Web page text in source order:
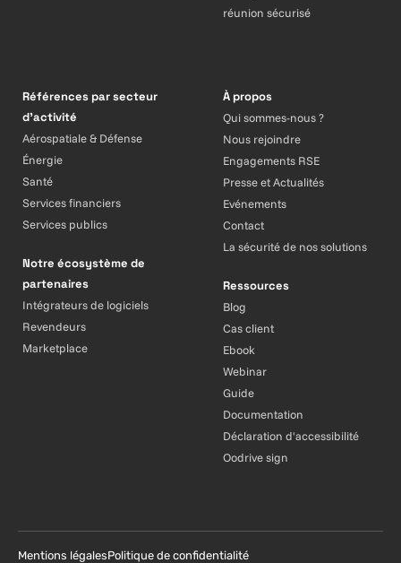
réunion sécurisé
Références par secteur
d’activité
Aérospatiale & Défense
Énergie
Santé
Services financiers
Services publics
Notre écosystème de
partenaires
Intégrateurs de logiciels
Revendeurs
Marketplace
À propos
Qui sommes-nous ?
Nous rejoindre
Engagements RSE
Presse et Actualités
Evénements
Contact
La sécurité de nos solutions
Ressources
Blog
Cas client
Ebook
Webinar
Guide
Documentation
Déclaration d'accessibilité
Oodrive sign
Mentions légalesPolitique de confidentialité